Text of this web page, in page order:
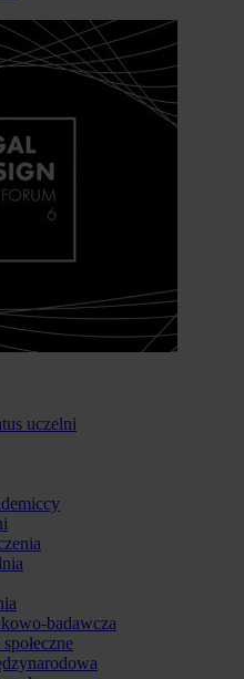
uczelni
badawcza